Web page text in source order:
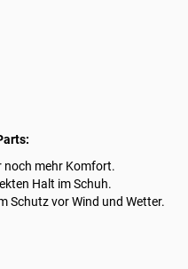
noch mehr Komfort.
Halt im Schuh.
Schutz vor Wind und Wetter.